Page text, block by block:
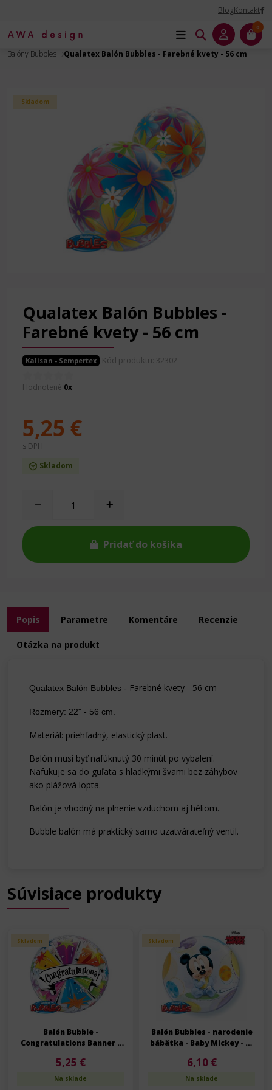
BlogKontakt
0
Balóny na Párty
Balóny Bubbles a Double Bubbles
Balóny Bubbles
Qualatex Balón Bubbles - Farebné kvety - 56 cm
Skladom
Qualatex Balón Bubbles -
Farebné kvety - 56 cm
Kalisan - Sempertex Kód produktu: 32302
Hodnotené 0x
Skladom
5,25 €
s DPH
Pridať do košíka
Popis Parametre Komentáre Recenzie
Otázka na produkt
Qualatex Balón Bubbles - Farebné kvety - 56 cm
Rozmery: 22" - 56 cm.
Materiál: priehľadný, elastický plast.
Balón musí byť nafúknutý 30 minút po vybalení.
Nafukuje sa do guľata s hladkými švami bez záhybov
ako plážová lopta.
Balón je vhodný na plnenie vzduchom aj héliom.
Bubble balón má praktický samo uzatvárateľný ventil.
Súvisiace produkty
Skladom
Balón Bubble -
Congratulations Banner -
5,25 €
Na sklade
Skladom
Balón Bubbles - narodenie
bábätka - Baby Mickey - 56
6,10 €
Na sklade